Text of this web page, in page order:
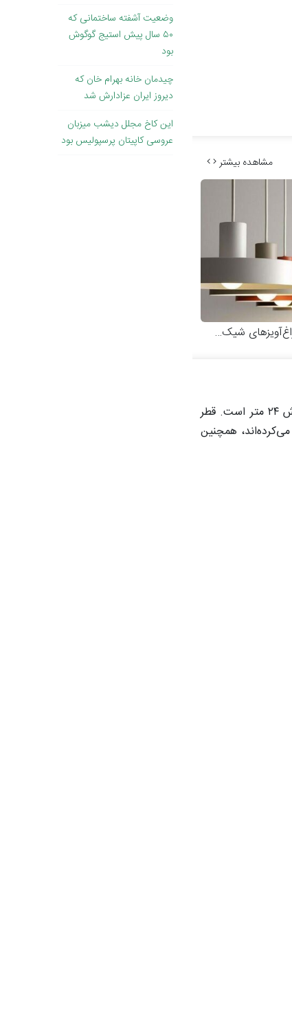
مشاهده بیشتر
شیک و مدرن
) منطقه داخلیه عمان واقع شده‌است. شکل این قلعه، ضخیم و دایره‌ای مانند، وارتفاع دیوارش ۲۴ متر است. قطر
کمین می‌کرده‌اند، همچنین
وضعیت آشفته ساختمانی که
۵۰ سال پیش استیج گوگوش
بود
چیدمان خانه بهرام خان که
دیروز ایران عزادارش شد
این کاخ مجلل دیشب میزبان
عروسی کاپیتان پرسپولیس بود